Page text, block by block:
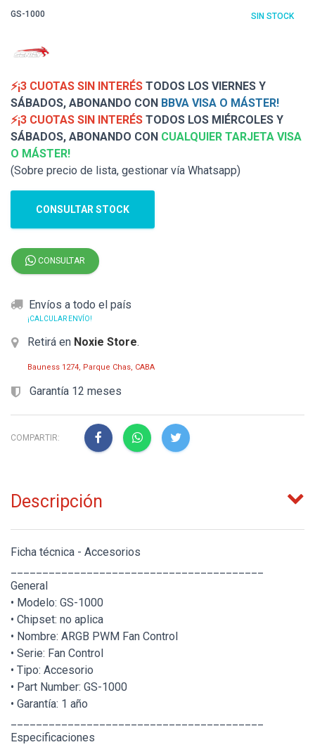
GS-1000 SIN STOCK
⚡¡3 CUOTAS SIN INTERÉS TODOS LOS VIERNES Y
SÁBADOS, ABONANDO CON BBVA VISA O MÁSTER!
⚡¡3 CUOTAS SIN INTERÉS TODOS LOS MIÉRCOLES Y
SÁBADOS, ABONANDO CON CUALQUIER TARJETA VISA
O MÁSTER!
(Sobre precio de lista, gestionar vía Whatsapp)
CONSULTAR STOCK
CONSULTAR
Envíos a todo el país
¡CALCULAR ENVÍO!
Retirá en Noxie Store.
Bauness 1274, Parque Chas, CABA
Garantía 12 meses
COMPARTIR:
Descripción
Ficha técnica - Accesorios
General
• Modelo: GS-1000
• Chipset: no aplica
• Nombre: ARGB PWM Fan Control
• Serie: Fan Control
• Tipo: Accesorio
• Part Number: GS-1000
• Garantía: 1 año
Especificaciones